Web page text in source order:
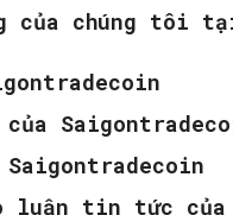
của chúng tôi
Saigontradecoin
luận tin tức của